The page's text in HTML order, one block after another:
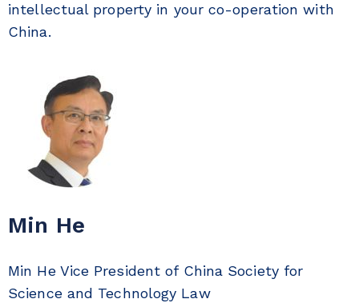
intellectual property in your co-operation with
China.
Min He
Min He Vice President of China Society for
Science and Technology Law